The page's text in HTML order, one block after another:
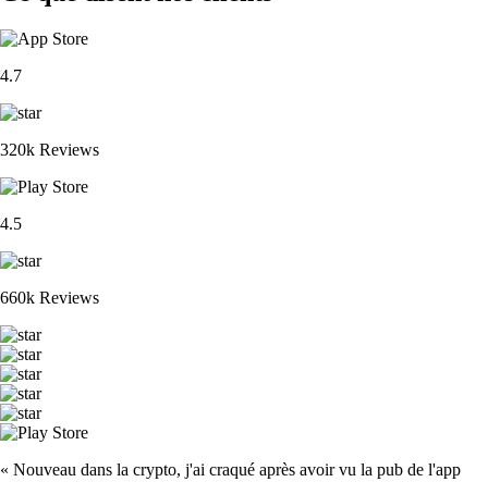
4.7
320k Reviews
4.5
660k Reviews
« Nouveau dans la crypto, j'ai craqué après avoir vu la pub de l'app